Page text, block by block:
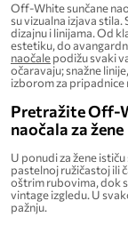
Off-White sunčane
su vizualna izjava
dizajnu i linijama. Od
estetiku, do
naočalepodižu svaki
očaravaju; snažne
izborom za
Pretražite Off-
naočala za žene
U ponudi za žene
pastelnoj ružičastoj ili
oštrim rubovima, dok
vintage izgledu. U
pažnju.